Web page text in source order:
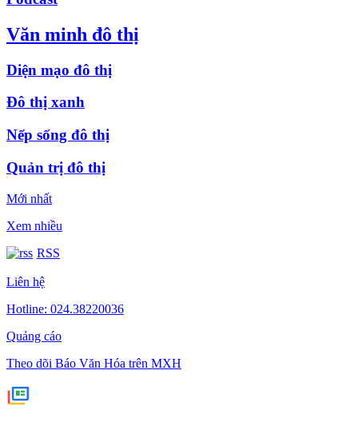
Văn minh đô thị
Diện mạo đô thị
Đô thị xanh
Nếp sống đô thị
Quản trị đô thị
Mới nhất
Xem nhiều
RSS
Liên hệ
Hotline: 024.38220036
Quảng cáo
Theo dõi Báo Văn Hóa trên MXH